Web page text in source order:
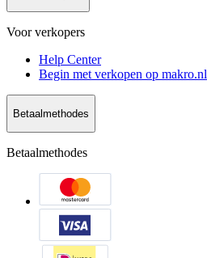
Voor verkopers
Help Center
Begin met verkopen op makro.nl
Betaalmethodes
Betaalmethodes